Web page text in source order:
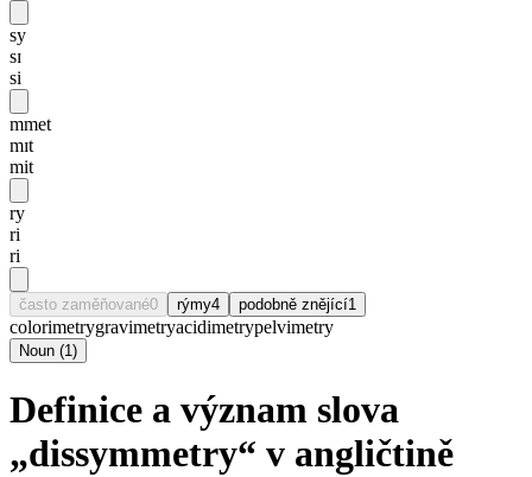
sy
sɪ
si
mmet
mɪt
mit
ry
ri
ri
často zaměňované0 rýmy4 podobně znějící1
colorimetrygravimetryacidimetrypelvimetry
Noun (1)
Definice a význam slova
„dissymmetry“ v angličtině